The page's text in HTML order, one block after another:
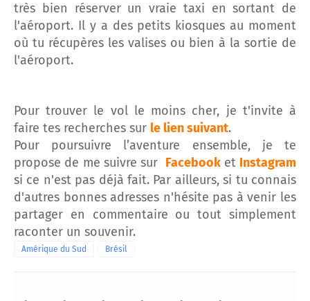
très bien réserver un vraie taxi en sortant de
l'aéroport. Il y a des petits kiosques au moment
où tu récupères les valises ou bien à la sortie de
l'aéroport.
Pour trouver le vol le moins cher, je t'invite à
faire tes recherches sur le lien suivant.
Pour poursuivre l’aventure ensemble, je te
propose de me suivre sur Facebooket Instagram
si ce n'est pas déjà fait. Par ailleurs, si tu connais
d'autres bonnes adresses n'hésite pas à venir les
partager en commentaire ou tout simplement
raconter un souvenir.
Amérique du Sud Brésil